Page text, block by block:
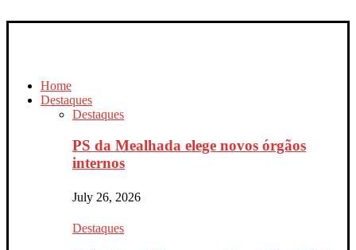
Home
Destaques
Destaques
PS da Mealhada elege novos órgãos
internos
July 26, 2026
Destaques